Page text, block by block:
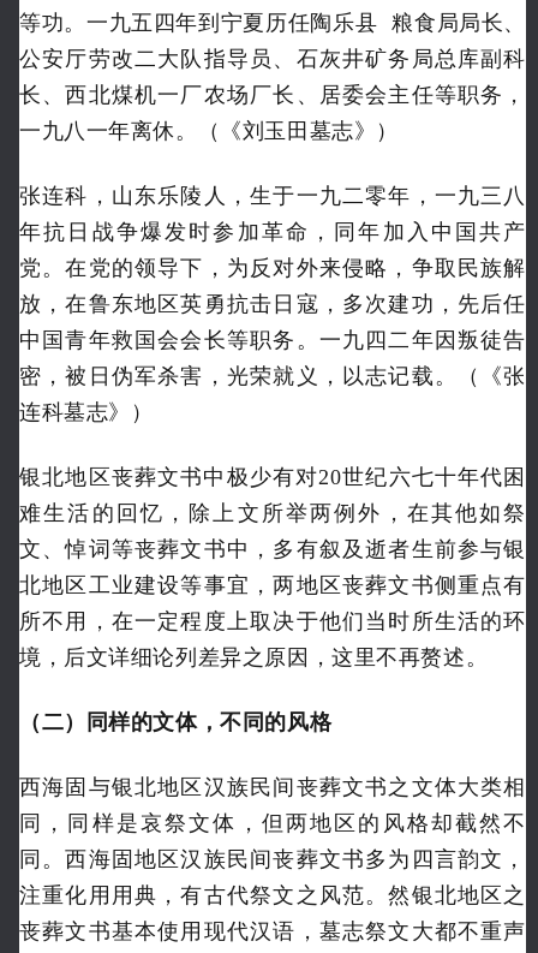
等功。一九五四年到宁夏历任陶乐县
粮食局局长、
公安厅劳改二大队指导员、石灰井矿务局总库副科
长、西北煤机一厂农场厂长、居委会主任等职务，
一九八一年离休。（《刘玉田墓志》）
张连科，山东乐陵人，生于一九二零年，一九三八
年抗日战争爆发时参加革命，同年加入中国共产
党。在党的领导下，为反对外来侵略，争取民族解
放，在鲁东地区英勇抗击日寇，多次建功，先后任
中国青年救国会会长等职务。一九四二年因叛徒告
密，被日伪军杀害，光荣就义，以志记载。（《张
连科墓志》）
银北地区丧葬文书中极少有对20世纪六七十年代困
难生活的回忆，除上文所举两例外，在其他如祭
文、悼词等丧葬文书中，多有叙及逝者生前参与银
北地区工业建设等事宜，两地区丧葬文书侧重点有
所不用，在一定程度上取决于他们当时所生活的环
境，后文详细论列差异之原因，这里不再赘述。
（二）同样的文体，不同的风格
西海固与银北地区汉族民间丧葬文书之文体大类相
同，同样是哀祭文体，但两地区的风格却截然不
同。西海固地区汉族民间丧葬文书多为四言韵文，
注重化用用典，有古代祭文之风范。然银北地区之
丧葬文书基本使用现代汉语，墓志祭文大都不重声